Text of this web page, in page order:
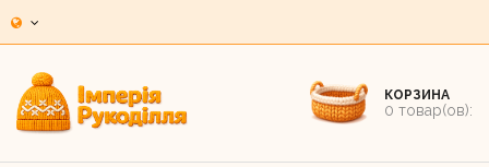
КОРЗИНА
0 товар(ов):